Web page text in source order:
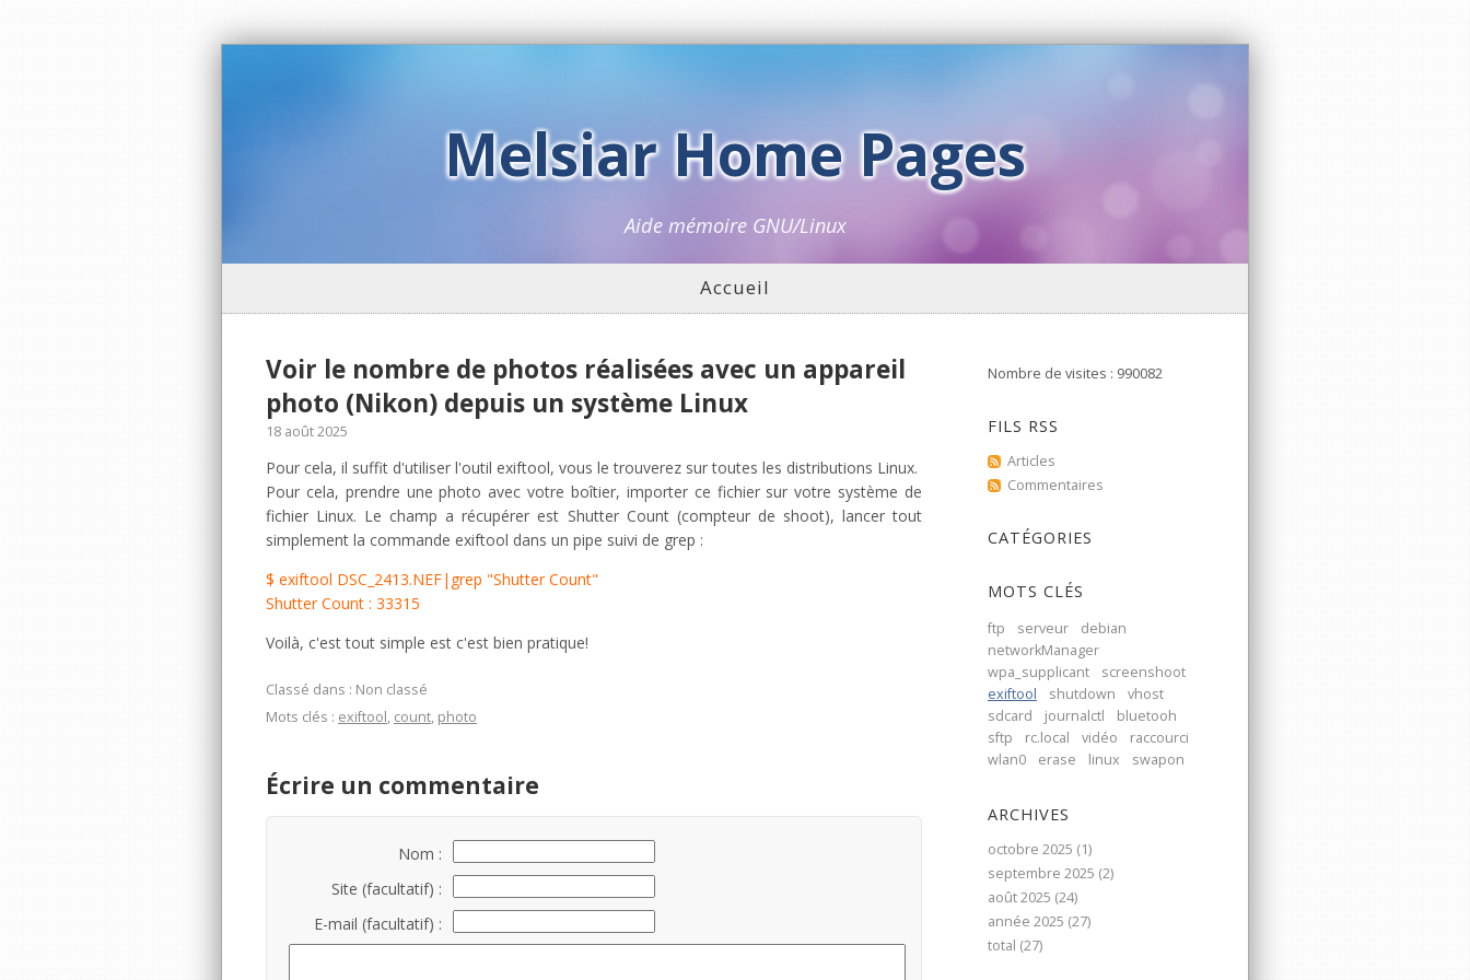
Melsiar Home Pages
Aide mémoire GNU/Linux
Accueil
Voir le nombre de photos réalisées avec un appareil
photo (Nikon) depuis un système Linux
18 août 2025
Pour cela, il suffit d'utiliser l'outil exiftool, vous le trouverez sur toutes les distributions Linux.
Pour cela, prendre une photo avec votre boîtier, importer ce fichier sur votre système de
fichier Linux. Le champ a récupérer est Shutter Count (compteur de shoot), lancer tout
simplement la commande exiftool dans un pipe suivi de grep :
$ exiftool DSC_2413.NEF|grep "Shutter Count"
Shutter Count : 33315
Voilà, c'est tout simple est c'est bien pratique!
Classé dans : Non classé
Mots clés : exiftool, count, photo
Écrire un commentaire
Nom :
Site (facultatif) :
E-mail (facultatif) :
Nombre de visites : 990082
FILS RSS
Articles
Commentaires
CATÉGORIES
MOTS CLÉS
ftp serveur
debian
networkManager
wpa_supplicant
screenshoot
exiftool
shutdown
vhost
sdcard
journalctl
bluetooh
sftp
rc.local vidéo
raccourci
wlan0
erase linux swapon
ARCHIVES
octobre 2025 (1)
septembre 2025 (2)
août 2025 (24)
année 2025 (27)
total (27)